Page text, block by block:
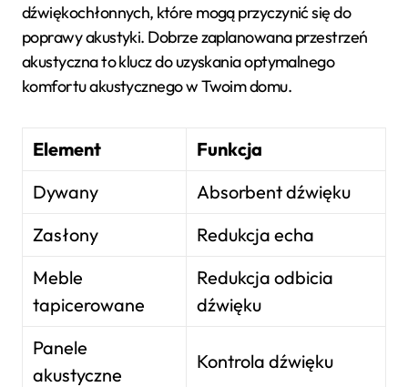
dźwiękochłonnych, które mogą przyczynić się do
poprawy akustyki. Dobrze zaplanowana przestrzeń
akustyczna to klucz do uzyskania optymalnego
komfortu akustycznego w Twoim domu.
Element
Funkcja
Dywany
Absorbent dźwięku
Zasłony
Redukcja echa
Meble
tapicerowane
Redukcja odbicia
dźwięku
Panele
akustyczne
Kontrola dźwięku